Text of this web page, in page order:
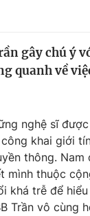
tế
gây chú ý
quanh về
nghệ sĩ
khai giới
thông. Nam
mình thuộc
khá trễ để
Trần vô cùng